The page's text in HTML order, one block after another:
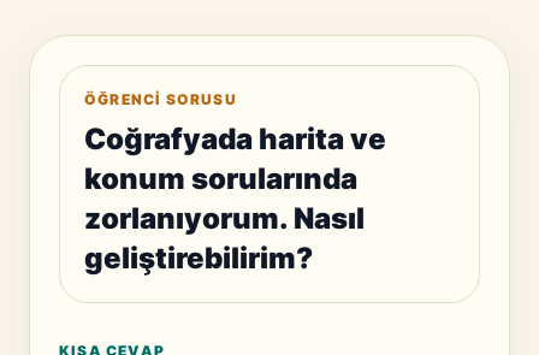
ÖĞRENCI SORUSU
Coğrafyada harita ve
konum sorularında
zorlanıyorum. Nasıl
geliştirebilirim?
KISA CEVAP